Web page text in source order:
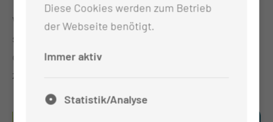
Wenn Sie zur Onlineaufnahme
stehen Ihnen die Mitarbeiterinnen und Mitarbeiter
der Aufnahme per Mail unter der Online Anmeldung
zur Verfügung.
Diese Cookies werden zum Betrieb
der Webseite benötigt.
Immer aktiv
Statistik/Analyse